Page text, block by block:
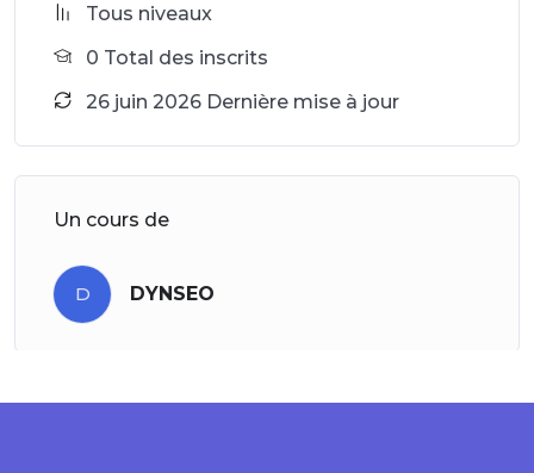
Tous niveaux
0 Total des inscrits
26 juin 2026 Dernière mise à jour
Un cours de
D DYNSEO